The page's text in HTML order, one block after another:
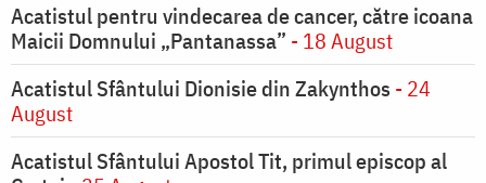
Acatistul pentru vindecarea de cancer, către icoana
Maicii Domnului „Pantanassa” - 18 August
Acatistul Sfântului Dionisie din Zakynthos - 24
August
Acatistul Sfântului Apostol Tit, primul episcop al